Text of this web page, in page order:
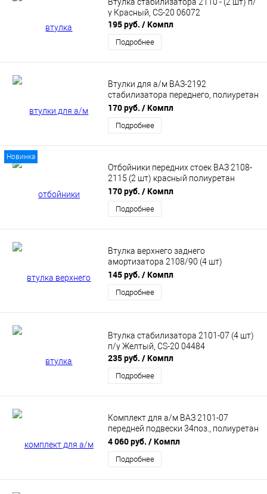
у Красный, CS-20 06072
195 руб. / Компл
Подробнее
Втулки для а/м ВАЗ-2192
стабилизатора переднего, полиуретан
"DRIVE" CS20 (CS13865)
170 руб. / Компл
Подробнее
Новинка
Отбойники передних стоек ВАЗ 2108-
2115 (2 шт) красный полиуретан
DRIVE CS-20 (CS09064)
170 руб. / Компл
Подробнее
Втулка верхнего заднего
амортизатора 2108/90 (4 шт)
полиуретан Красный DRIVE, CS-20
06077
145 руб. / Компл
Подробнее
Втулка стабилизатора 2101-07 (4 шт)
п/у Желтый, CS-20 04484
235 руб. / Компл
Подробнее
Комплект для а/м ВАЗ 2101-07
передней подвески 34поз., полиуретан
"DRIVE" CS20 (CS10431)
4 060 руб. / Компл
Подробнее